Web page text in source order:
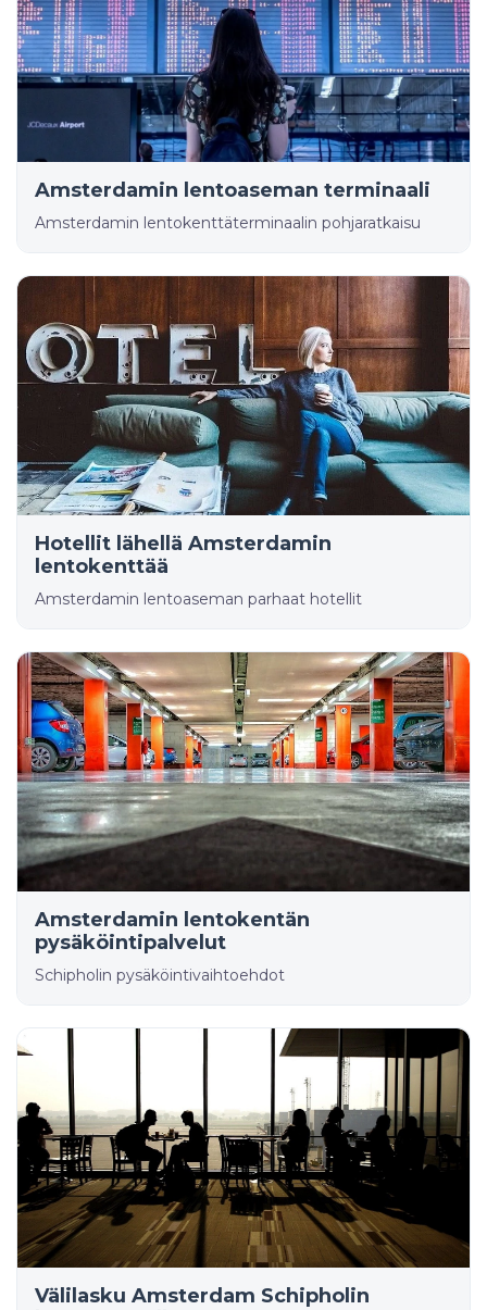
Amsterdamin lentoaseman terminaali
Amsterdamin lentokenttäterminaalin pohjaratkaisu
Hotellit lähellä Amsterdamin
lentokenttää
Amsterdamin lentoaseman parhaat hotellit
Amsterdamin lentokentän
pysäköintipalvelut
Schipholin pysäköintivaihtoehdot
Välilasku Amsterdam Schipholin